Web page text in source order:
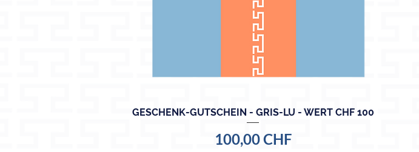
Schnellansicht
GESCHENK-GUTSCHEIN - GRIS-LU - WERT CHF 100
Preis
100,00 CHF